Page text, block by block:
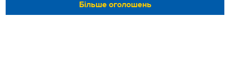
Більше оголошень